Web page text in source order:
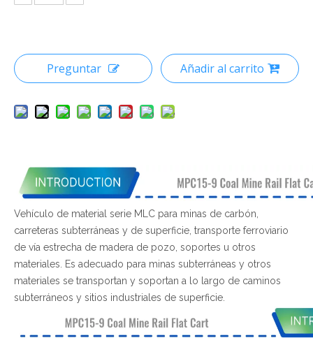
Preguntar Añadir al carrito
Vehículo de material serie MLC para minas de carbón,
carreteras subterráneas y de superficie, transporte ferroviario
de vía estrecha de madera de pozo, soportes u otros
materiales. Es adecuado para minas subterráneas y otros
materiales se transportan y soportan a lo largo de caminos
subterráneos y sitios industriales de superficie.